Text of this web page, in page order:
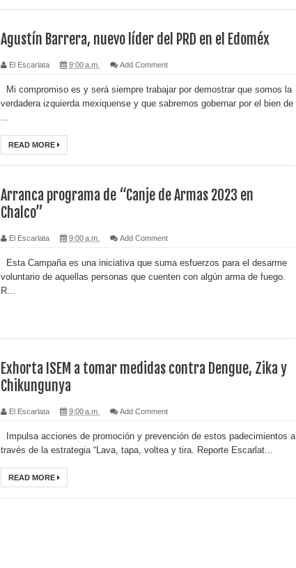
Agustín Barrera, nuevo líder del PRD en el Edoméx
El Escarlata 9:00 a.m. Add Comment
Mi compromiso es y será siempre trabajar por demostrar que somos la
verdadera izquierda mexiquense y que sabremos gobernar por el bien de
...
READ MORE
Arranca programa de “Canje de Armas 2023 en
Chalco”
El Escarlata 9:00 a.m. Add Comment
Esta Campaña es una iniciativa que suma esfuerzos para el desarme
voluntario de aquellas personas que cuenten con algún arma de fuego.
R...
Exhorta ISEM a tomar medidas contra Dengue, Zika y
Chikungunya
El Escarlata 9:00 a.m. Add Comment
Impulsa acciones de promoción y prevención de estos padecimientos a
través de la estrategia “Lava, tapa, voltea y tira. Reporte Escarlat...
READ MORE